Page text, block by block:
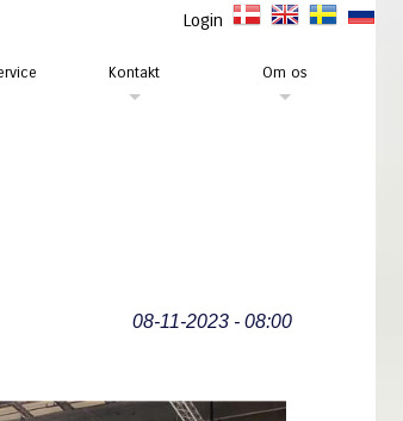
Login
Kontakt Om os
08-11-2023 - 08:00